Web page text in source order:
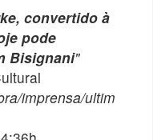
convertido à
pode
Bisignani"
imprensa/ultim